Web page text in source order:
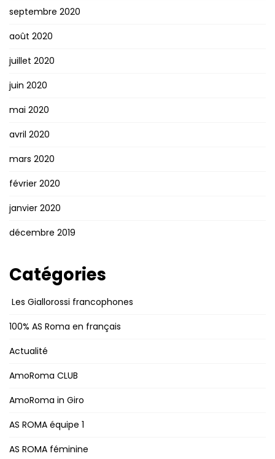
septembre 2020
août 2020
juillet 2020
juin 2020
mai 2020
avril 2020
mars 2020
février 2020
janvier 2020
décembre 2019
Catégories
Les Giallorossi francophones
100% AS Roma en français
Actualité
AmoRoma CLUB
AmoRoma in Giro
AS ROMA équipe 1
AS ROMA féminine